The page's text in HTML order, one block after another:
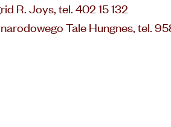
R. Joys, tel. 402 15 132
Tale Hungnes, tel.